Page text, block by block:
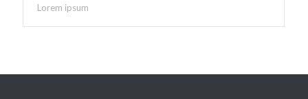
Lorem ipsum